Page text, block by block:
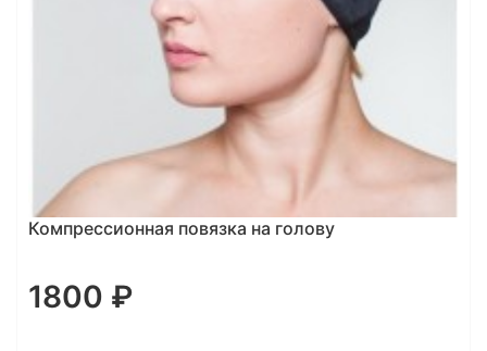
Бандаж компрессионный ниже колен